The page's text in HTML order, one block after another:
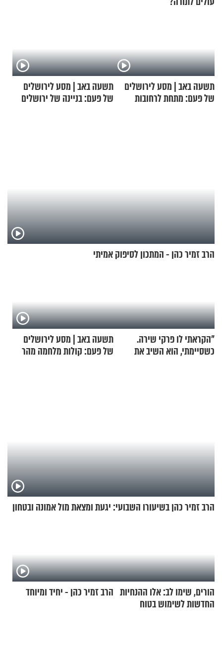
תשעה באב | מסע לירושלים
של פעם: מתחת לרחובות
תשעה באב | מסע לירושלים
של פעם: בניינה של ירושלים
הרב זמיר כהן - המתכון לסיפוק אמיתי
"הקראתי לו פרקי שירה.
כשסיימתי, הוא השיב את
תשעה באב | מסע לירושלים
של פעם: קולות מלחמה מהר
הרב זמיר כהן בשיעורו השבועי: יגעת ומצאת מול אמונה ובטחון
הורים, שימו לב: אלו ההנחיות
החדשות לשימוש בטוח
הרב זמיר כהן - יחיד ומיוחד